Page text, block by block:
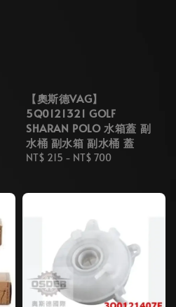
【奧斯德VAG】
5Q0121321 GOLF
SHARAN POLO 水箱蓋 副
水桶 副水箱 副水桶 蓋
Regular
NT$ 215 - NT$ 700